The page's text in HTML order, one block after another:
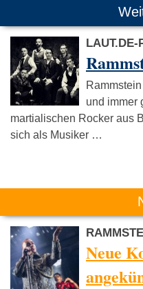
LAUT.DE-
und immer
martialischen Rocker aus
sich als Musiker …
Neue